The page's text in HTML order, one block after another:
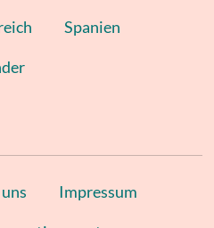
Spanien
Impressum